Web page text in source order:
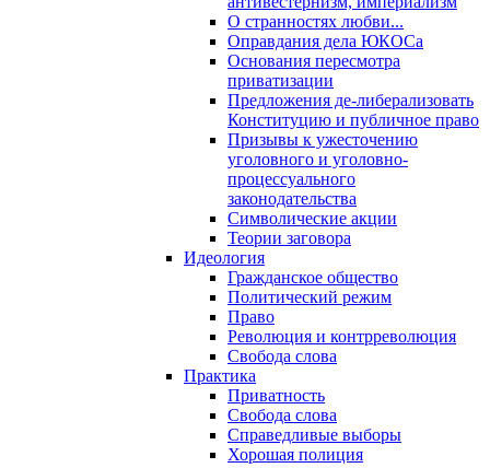
О странностях любви...
Оправдания дела ЮКОСа
Основания пересмотра
приватизации
Предложения де-либерализовать
Конституцию и публичное право
Призывы к ужесточению
уголовного и уголовно-
процессуального
законодательства
Символические акции
Теории заговора
Идеология
Гражданское общество
Политический режим
Право
Революция и контрреволюция
Свобода слова
Практика
Приватность
Свобода слова
Справедливые выборы
Хорошая полиция